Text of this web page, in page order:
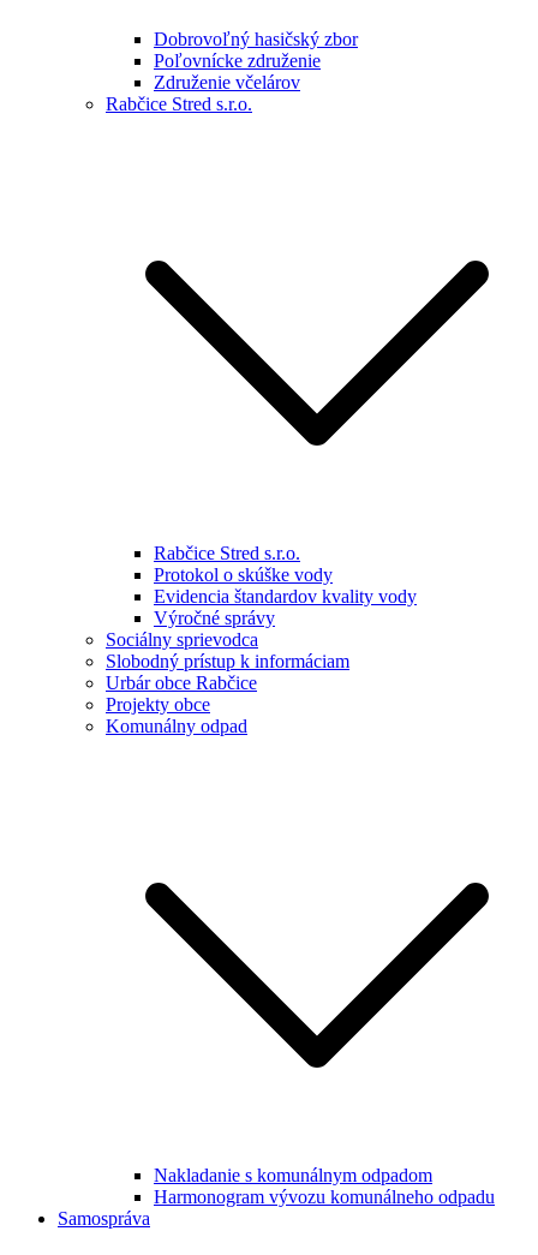
Dobrovoľný hasičský zbor
Poľovnícke združenie
Združenie včelárov
Rabčice Stred s.r.o.
Rabčice Stred s.r.o.
Protokol o skúške vody
Evidencia štandardov kvality vody
Výročné správy
Sociálny sprievodca
Slobodný prístup k informáciam
Urbár obce Rabčice
Projekty obce
Komunálny odpad
Nakladanie s komunálnym odpadom
Harmonogram vývozu komunálneho odpadu
Samospráva